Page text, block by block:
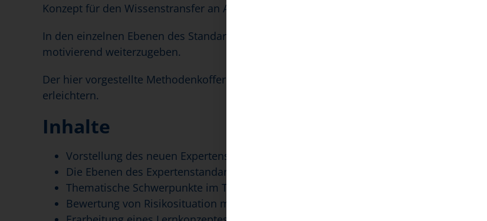
Konzept für den Wissenstransfer an Auszubildende zu erhalten.
In den einzelnen Ebenen des Standards wird es Focus sein, die Inhalte verständlich und
motivierend weiterzugeben.
Der hier vorgestellte Methodenkoffer soll Ihre Rolle als Praxisanleiter*in stärken und
erleichtern.
Inhalte
Vorstellung des neuen Expertenstandards
Die Ebenen des Expertenstandards für Praxisaufgaben nutzen
Thematische Schwerpunkte im Thema erkennen
Bewertung von Risikosituation mit Auszubildenden gestalten